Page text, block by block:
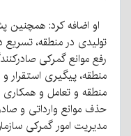
او اضافه کرد: همچنین
تولیدی در منطقه،
رفع موانع گمرکی
منطقه، پیگیری استقرار و
منطقه و تعامل و
حذف موانع وارداتی و
مدیریت امور گمرکی